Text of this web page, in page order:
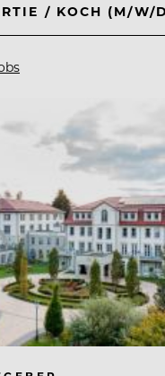
/ KOCH (M/W/